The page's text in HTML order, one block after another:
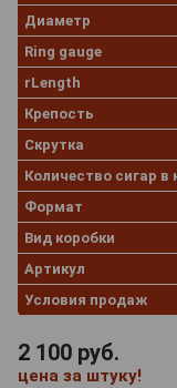
Диаметр
Ring gauge
rLength
Крепость
Скрутка
Количество сигар в
Формат
Вид коробки
Артикул
Условия продаж
2 100 руб.
цена за штуку!